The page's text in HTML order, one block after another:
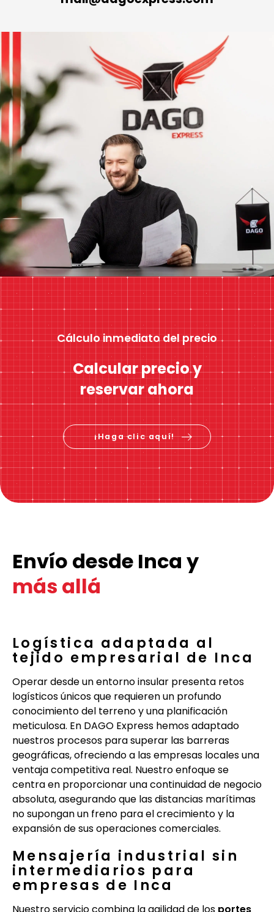
Cálculo inmediato del precio
Calcular precio y
reservar ahora
¡Haga clic aquí!
Envío desde Inca y
más allá
Logística adaptada al
tejido empresarial de Inca
Operar desde un entorno insular presenta retos
logísticos únicos que requieren un profundo
conocimiento del terreno y una planificación
meticulosa. En DAGO Express hemos adaptado
nuestros procesos para superar las barreras
geográficas, ofreciendo a las empresas locales una
ventaja competitiva real. Nuestro enfoque se
centra en proporcionar una continuidad de negocio
absoluta, asegurando que las distancias marítimas
no supongan un freno para el crecimiento y la
expansión de sus operaciones comerciales.
Mensajería industrial sin
intermediarios para
empresas de Inca